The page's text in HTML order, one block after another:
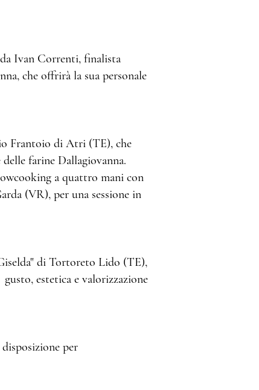
Ivan Correnti, finalista
che offrirà la sua personale
Frantoio di Atri (TE), che
farine Dallagiovanna.
a quattro mani con
(VR), per una sessione in
di Tortoreto Lido (TE),
estetica e valorizzazione
per